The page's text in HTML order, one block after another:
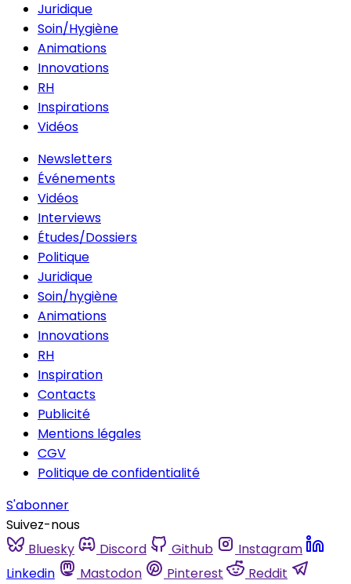
Juridique
Soin/Hygiène
Animations
Innovations
RH
Inspirations
Vidéos
Newsletters
Événements
Vidéos
Interviews
Études/Dossiers
Politique
Juridique
Soin/hygiène
Animations
Innovations
RH
Inspiration
Contacts
Publicité
Mentions légales
CGV
Politique de confidentialité
S'abonner
Suivez-nous
Bluesky
Discord Github
Instagram
Linkedin
Mastodon Pinterest
Reddit